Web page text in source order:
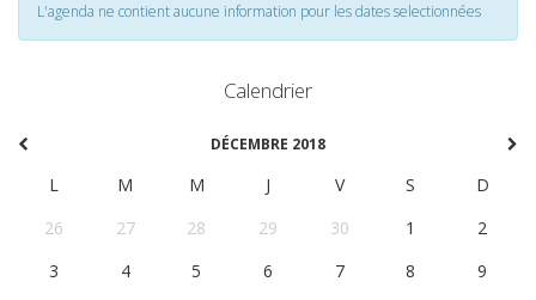
L'agenda ne contient aucune information pour les dates selectionnées
Calendrier
DÉCEMBRE 2018
L M M J V S
D
26
27 28 29 30 1
2
3
4 5 6 7 8
9